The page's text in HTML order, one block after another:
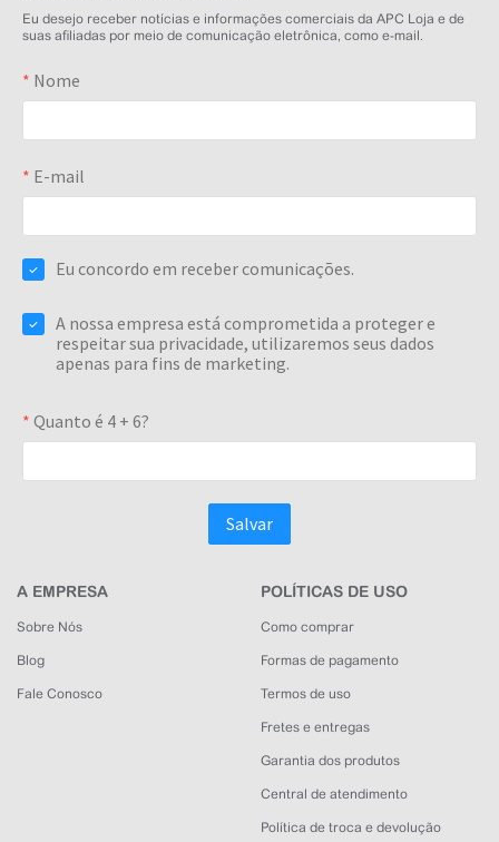
Eu desejo receber notícias e informações comerciais da APC Loja e de
suas afiliadas por meio de comunicação eletrônica, como e-mail.
A EMPRESA
Sobre Nós
Blog
Fale Conosco
POLÍTICAS DE USO
Como comprar
Formas de pagamento
Termos de uso
Fretes e entregas
Garantia dos produtos
Central de atendimento
Política de troca e devolução